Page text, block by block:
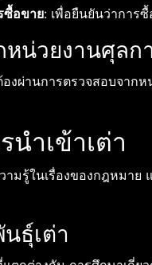
ซื้อขาย: เพื่อยืนยันว่าการ
หน่วยงานศุลก
องผ่านการตรวจสอบจาก
นำเข้าเต่า
ามรู้ในเรื่องของกฎหมา
ธุ์เต่า